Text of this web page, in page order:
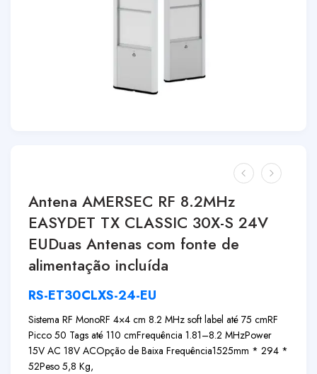
Antena AMERSEC RF 8.2MHz
EASYDET TX CLASSIC 30X-S 24V
EUDuas Antenas com fonte de
alimentação incluída
RS-ET30CLXS-24-EU
Sistema RF MonoRF 4×4 cm 8.2 MHz soft label até 75 cmRF
Picco 50 Tags até 110 cmFrequência 1.81–8.2 MHzPower
15V AC 18V ACOpção de Baixa Frequência1525mm * 294 *
52Peso 5,8 Kg,